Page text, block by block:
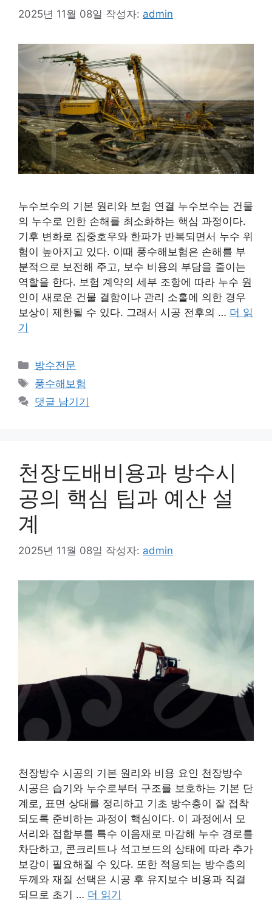
2025년 11월 08일 작성자: admin
누수보수의 기본 원리와 보험 연결 누수보수는 건물
의 누수로 인한 손해를 최소화하는 핵심 과정이다.
기후 변화로 집중호우와 한파가 반복되면서 누수 위
험이 높아지고 있다. 이때 풍수해보험은 손해를 부
분적으로 보전해 주고, 보수 비용의 부담을 줄이는
역할을 한다. 보험 계약의 세부 조항에 따라 누수 원
인이 새로운 건물 결함이나 관리 소홀에 의한 경우
보상이 제한될 수 있다. 그래서 시공 전후의 … 더 읽
기
카
테
리
방수전문
태
그
풍수해보험
댓글 남기기
천장도배비용과 방수시
공의 핵심 팁과 예산 설
계
2025년 11월 08일 작성자: admin
천장방수 시공의 기본 원리와 비용 요인 천장방수
시공은 습기와 누수로부터 구조를 보호하는 기본 단
계로, 표면 상태를 정리하고 기초 방수층이 잘 접착
되도록 준비하는 과정이 핵심이다. 이 과정에서 모
서리와 접합부를 특수 이음재로 마감해 누수 경로를
차단하고, 콘크리트나 석고보드의 상태에 따라 추가
보강이 필요해질 수 있다. 또한 적용되는 방수층의
두께와 재질 선택은 시공 후 유지보수 비용과 직결
되므로 초기 … 더 읽기